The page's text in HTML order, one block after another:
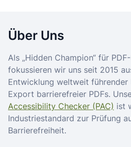
Über Uns
Als „Hidden Champion“ für
fokussieren wir uns seit 2015
Entwicklung weltweit führender
Export barrierefreier PDFs.
Accessibility Checker (PAC) ist
Industriestandard zur Prüfung
Barrierefreiheit.